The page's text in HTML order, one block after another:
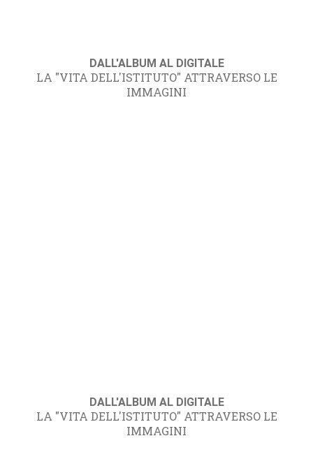
DALL'ALBUM AL DIGITALE
LA "VITA DELL'ISTITUTO" ATTRAVERSO LE
IMMAGINI
DALL'ALBUM AL DIGITALE
LA "VITA DELL'ISTITUTO" ATTRAVERSO LE
IMMAGINI